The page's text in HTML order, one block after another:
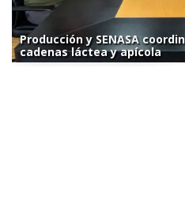
Producción y SENASA
cadenas láctea y apícola